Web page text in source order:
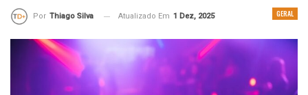
GERAL
Por Thiago Silva Atualizado Em 1 Dez, 2025